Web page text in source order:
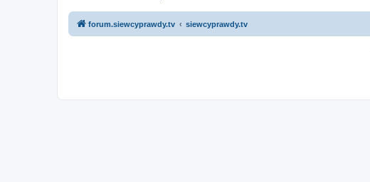
forum.siewcyprawdy.tv siewcyprawdy.tv